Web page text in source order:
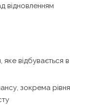
відновленням
яке відбувається в
зокрема рівня